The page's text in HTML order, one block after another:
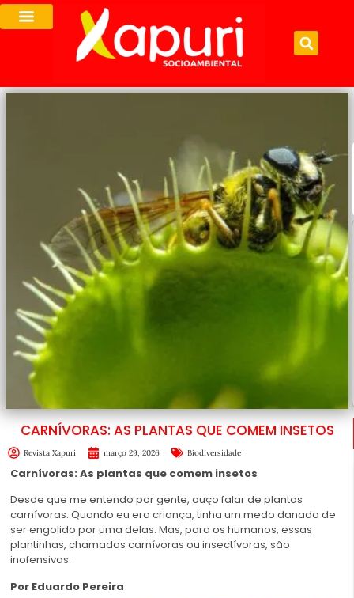
CARNÍVORAS: AS PLANTAS QUE COMEM INSETOS
Revista Xapuri março 29, 2026 Biodiversidade
Carnívoras: As plantas que comem insetos
Desde que me entendo por gente, ouço falar de plantas
carnívoras. Quando eu era criança, tinha um medo danado de
ser engolido por uma delas. Mas, para os humanos, essas
plantinhas, chamadas carnívoras ou insectívoras, são
inofensivas.
Por Eduardo Pereira